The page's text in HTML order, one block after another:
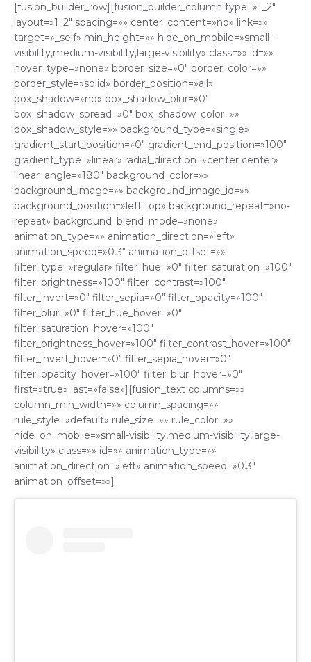
[fusion_builder_row][fusion_builder_column type=»1_2″
layout=»1_2″ spacing=»» center_content=»no» link=»»
target=»_self» min_height=»» hide_on_mobile=»small-
visibility,medium-visibility,large-visibility» class=»» id=»»
hover_type=»none» border_size=»0″ border_color=»»
border_style=»solid» border_position=»all»
box_shadow=»no» box_shadow_blur=»0″
box_shadow_spread=»0″ box_shadow_color=»»
box_shadow_style=»» background_type=»single»
gradient_start_position=»0″ gradient_end_position=»100″
gradient_type=»linear» radial_direction=»center center»
linear_angle=»180″ background_color=»»
background_image=»» background_image_id=»»
background_position=»left top» background_repeat=»no-
repeat» background_blend_mode=»none»
animation_type=»» animation_direction=»left»
animation_speed=»0.3″ animation_offset=»»
filter_type=»regular» filter_hue=»0″ filter_saturation=»100″
filter_brightness=»100″ filter_contrast=»100″
filter_invert=»0″ filter_sepia=»0″ filter_opacity=»100″
filter_blur=»0″ filter_hue_hover=»0″
filter_saturation_hover=»100″
filter_brightness_hover=»100″ filter_contrast_hover=»100″
filter_invert_hover=»0″ filter_sepia_hover=»0″
filter_opacity_hover=»100″ filter_blur_hover=»0″
first=»true» last=»false»][fusion_text columns=»»
column_min_width=»» column_spacing=»»
rule_style=»default» rule_size=»» rule_color=»»
hide_on_mobile=»small-visibility,medium-visibility,large-
visibility» class=»» id=»» animation_type=»»
animation_direction=»left» animation_speed=»0.3″
animation_offset=»»]